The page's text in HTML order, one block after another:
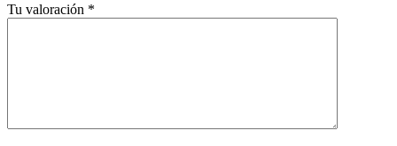
Tu valoración *